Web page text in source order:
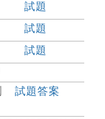
試題
試題
試題
試題答案